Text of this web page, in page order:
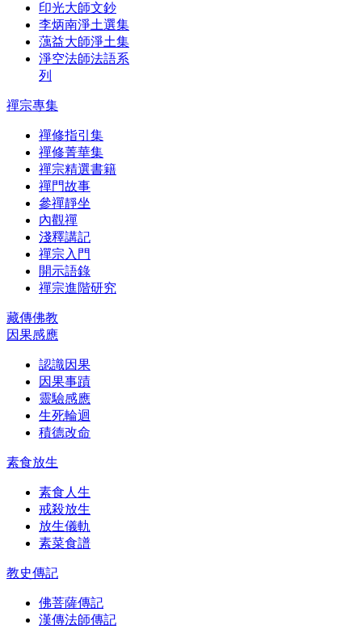
印光大師文鈔
李炳南淨土選集
蕅益大師淨土集
淨空法師法語系
列
禪宗專集
禪修指引集
禪修菁華集
禪宗精選書籍
禪門故事
參禪靜坐
內觀禪
淺釋講記
禪宗入門
開示語錄
禪宗進階研究
藏傳佛教
因果感應
認識因果
因果事蹟
靈驗感應
生死輪迴
積德改命
素食放生
素食人生
戒殺放生
放生儀軌
素菜食譜
教史傳記
佛菩薩傳記
漢傳法師傳記